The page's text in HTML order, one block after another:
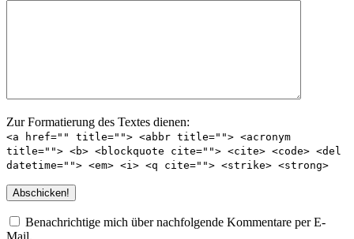
Zur Formatierung des Textes dienen:
<a href="" title=""> <abbr title=""> <acronym
title=""> <b> <blockquote cite=""> <cite> <code> <del
datetime=""> <em> <i> <q cite=""> <strike> <strong>
Benachrichtige mich über nachfolgende Kommentare per E-
Mail.